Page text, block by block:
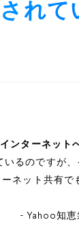
れて
インターネット
いるのですが、
ネット共有で
- Yahoo知恵